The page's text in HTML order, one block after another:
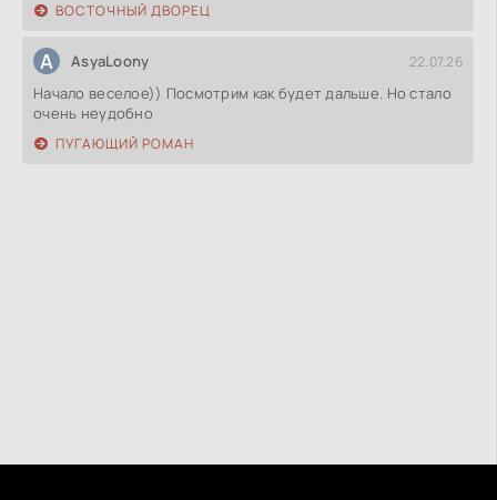
ВОСТОЧНЫЙ ДВОРЕЦ
A AsyaLoony 22.07.26
Начало веселое)) Посмотрим как будет дальше. Но стало
очень неудобно
ПУГАЮЩИЙ РОМАН